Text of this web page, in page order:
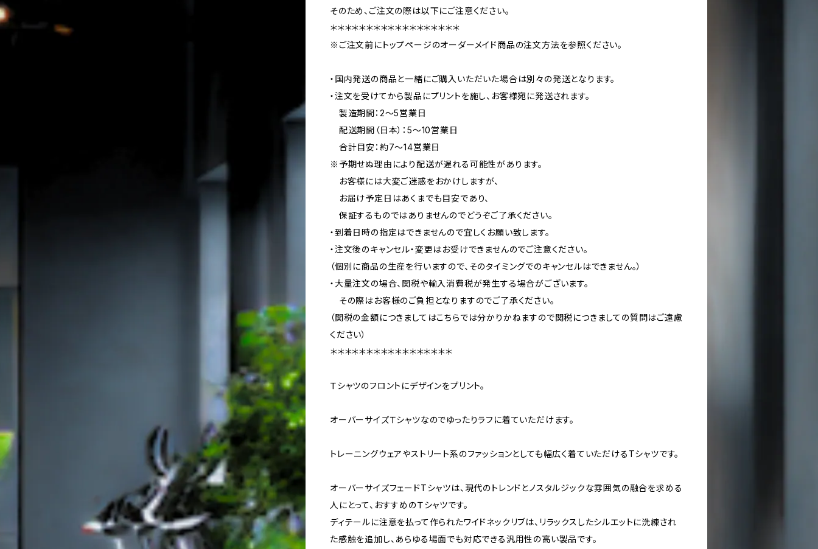
そのため、ご注文の際は以下にご注意ください。
＊＊＊＊＊＊＊＊＊＊＊＊＊＊＊＊＊＊
※ご注文前にトップページのオーダーメイド商品の注文方法を参照ください。
・国内発送の商品と一緒にご購入いただいた場合は別々の発送となります。
・注文を受けてから製品にプリントを施し、お客様宛に発送されます。
製造期間：2〜5営業日
配送期間（日本）：5〜10営業日
合計目安：約7〜14営業日
※予期せぬ理由により配送が遅れる可能性があります。
お客様には大変ご迷惑をおかけしますが、
お届け予定日はあくまでも目安であり、
保証するものではありませんのでどうぞご了承ください。
・到着日時の指定はできませんので宜しくお願い致します。
・注文後のキャンセル・変更はお受けできませんのでご注意ください。
（個別に商品の生産を行いますので、そのタイミングでのキャンセルはできません。）
・大量注文の場合、関税や輸入消費税が発生する場合がございます。
その際はお客様のご負担となりますのでご了承ください。
（関税の金額につきましてはこちらでは分かりかねますので関税につきましての質問はご遠慮
ください）
＊＊＊＊＊＊＊＊＊＊＊＊＊＊＊＊＊
Ｔシャツのフロントにデザインをプリント。
オーバーサイズＴシャツなのでゆったりラフに着ていただけます。
トレーニングウェアやストリート系のファッションとしても幅広く着ていただけるTシャツです。
オーバーサイズフェードTシャツは、現代のトレンドとノスタルジックな雰囲気の融合を求める
人にとって、おすすめのＴシャツです。
ディテールに注意を払って作られたワイドネックリブは、リラックスしたシルエットに洗練され
た感触を追加し、あらゆる場面でも対応できる汎用性の高い製品です。